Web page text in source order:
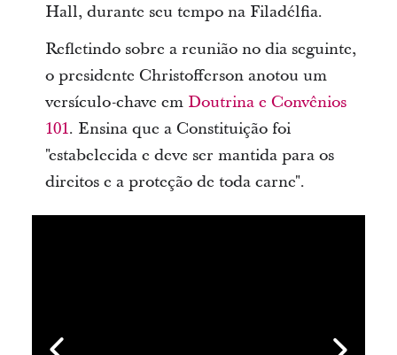
Hall, durante seu tempo na Filadélfia.
Refletindo sobre a reunião no dia seguinte,
o presidente Christofferson anotou um
versículo-chave em Doutrina e Convênios
101. Ensina que a Constituição foi
"estabelecida e deve ser mantida para os
direitos e a proteção de toda carne".